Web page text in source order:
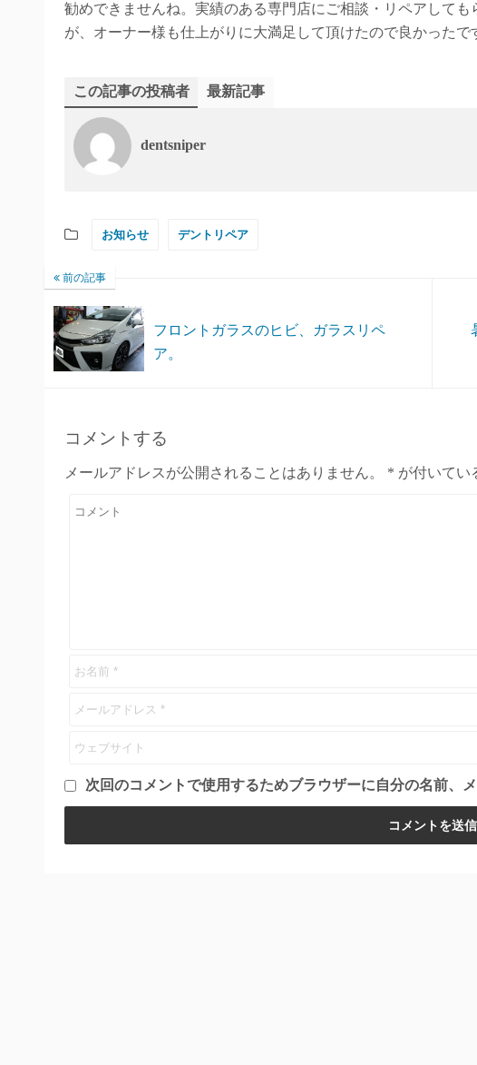
勧めできませんね。実績のある専門店にご相談・リペアして
が、オーナー様も仕上がりに大満足して頂けたので良かったで
この記事の投稿者 最新記事
dentsniper
お知らせ デントリペア
前の記事
フロントガラスのヒビ、ガラスリペ
ア。
コメントする
メールアドレスが公開されることはありません。 * が付いてい
次回のコメントで使用するためブラウザーに自分の名前、